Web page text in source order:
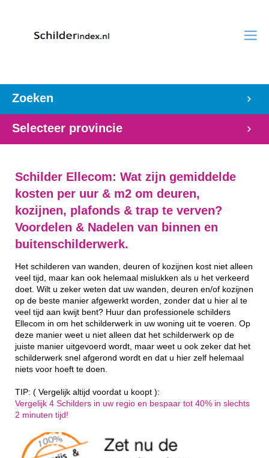
Zoeken
Selecteer provincie
Schilder Ellecom: Wat zijn gemiddelde
kosten per uur & m2 om deuren,
kozijnen, plafonds & trap te verven?
Voordelen & Nadelen van binnen en
buitenschilderwerk.
Het schilderen van wanden, deuren of kozijnen kost niet alleen
veel tijd, maar kan ook helemaal mislukken als u het verkeerd
doet. Wilt u zeker weten dat uw wanden, deuren en/of kozijnen
op de beste manier afgewerkt worden, zonder dat u hier al te
veel tijd aan kwijt bent? Huur dan professionele schilders
Ellecom in om het schilderwerk in uw woning uit te voeren. Op
deze manier weet u niet alleen dat het schilderwerk op de
juiste manier uitgevoerd wordt, maar weet u ook zeker dat het
schilderwerk snel afgerond wordt en dat u hier zelf helemaal
niets voor hoeft te doen.
TIP: ( Vergelijk altijd voordat u koopt ):
Vergelijk 4 Schilders in uw regio en bespaar tot 40% in slechts
2 minuten tijd!